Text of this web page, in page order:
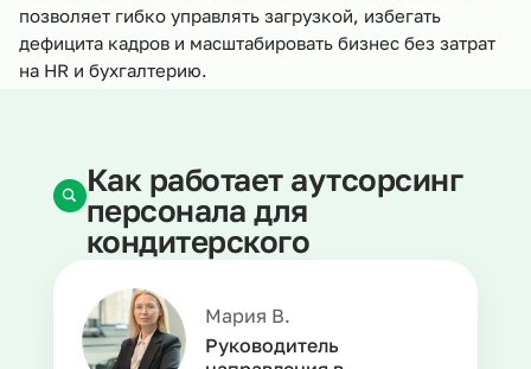
позволяет гибко управлять загрузкой, избегать
дефицита кадров и масштабировать бизнес без затрат
на HR и бухгалтерию.
Мария В.
Руководитель
Как работает аутсорсинг
персонала для
кондитерского
производства